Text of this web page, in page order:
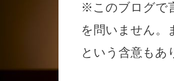
※このブログで
を問いません。
という含意もあ